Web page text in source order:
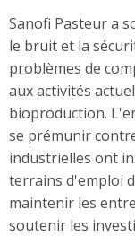
Sanofi Pasteur a
le bruit et la
problèmes de
aux activités
bioproduction.
se prémunir
industrielles ont
terrains d'emploi
maintenir les
soutenir les